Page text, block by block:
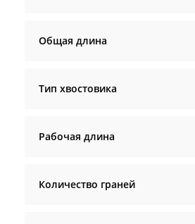
Общая длина
Тип хвостовика
Рабочая длина
Количество граней